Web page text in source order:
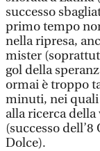
successo
primo tempo
nella ripresa,
mister
gol della
ormai è troppo
minuti, nei quali
alla ricerca
(successo
Dolce).